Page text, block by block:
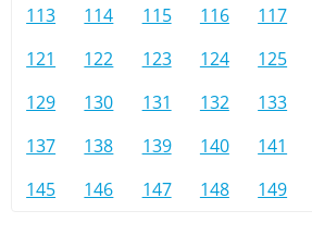
113
114 115 116 117
121
122 123 124 125
129
130 131 132 133
137
138 139 140 141
145
146 147 148 149